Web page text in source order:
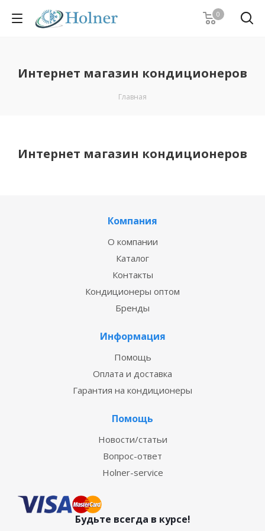
0
Интернет магазин кондиционеров
Главная
Интернет магазин кондиционеров
Компания
О компании
Каталог
Контакты
Кондиционеры оптом
Бренды
Информация
Помощь
Оплата и доставка
Гарантия на кондиционеры
Помощь
Новости/статьи
Вопрос-ответ
Holner-service
Будьте всегда в курсе!